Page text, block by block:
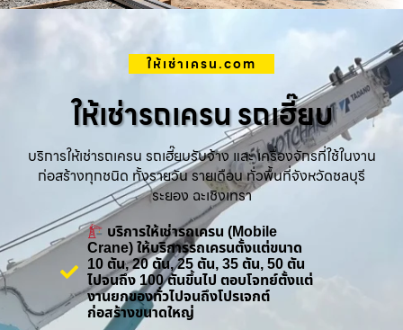
ให้เช่าเครน.com
ให้เช่ารถเครน รถเฮี๊ยบ
บริการให้เช่ารถเครน รถเฮี๊ยบรับจ้าง และ เครื่องจักรที่ใช้ในงาน
ก่อสร้างทุกชนิด ทั้งรายวัน รายเดือน ทั่วพื้นที่จังหวัดชลบุรี
ระยอง ฉะเชิงเทรา
บริการให้เช่ารถเครน (Mobile
Crane) ให้บริการรถเครนตั้งแต่ขนาด
10 ตัน, 20 ตัน, 25 ตัน, 35 ตัน, 50 ตัน
ไปจนถึง 100 ตันขึ้นไป ตอบโจทย์ตั้งแต่
งานยกของทั่วไปจนถึงโปรเจกต์
ก่อสร้างขนาดใหญ่